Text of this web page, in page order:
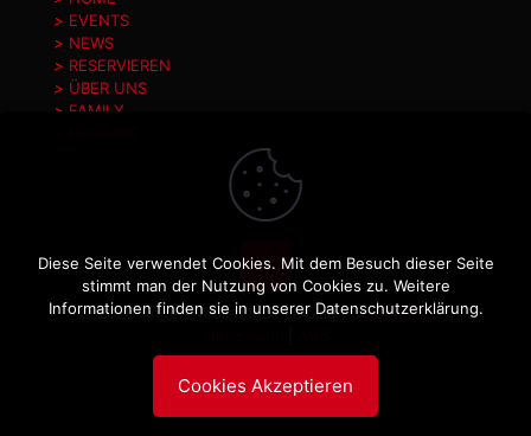
> EVENTS
> NEWS
> RESERVIEREN
> ÜBER UNS
> FAMILY
© 2026 Angels Tabledance Leipzig |Datenschutz|
Diese Seite verwendet Cookies. Mit dem Besuch dieser Seite
stimmt man der Nutzung von Cookies zu. Weitere
Informationen finden sie in unserer Datenschutzerklärung.
Cookies Akzeptieren